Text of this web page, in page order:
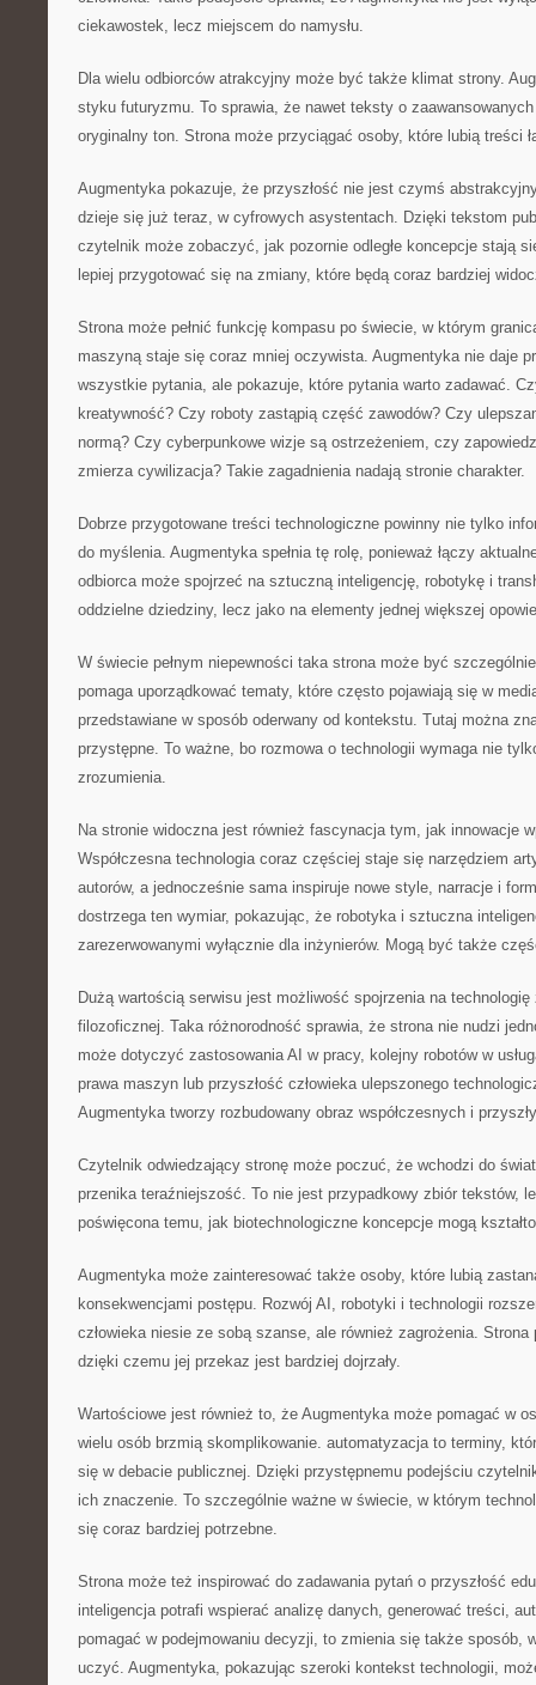
ciekawostek, lecz miejscem do namysłu.
Dla wielu odbiorców atrakcyjny może być także klimat strony.
styku futuryzmu. To sprawia, że nawet teksty o
oryginalny ton. Strona może przyciągać osoby, które lubią treści
Augmentyka pokazuje, że przyszłość nie jest czymś
dzieje się już teraz, w cyfrowych asystentach. Dzięki tekstom
czytelnik może zobaczyć, jak pozornie odległe koncepcje stają
lepiej przygotować się na zmiany, które będą coraz bardziej
Strona może pełnić funkcję kompasu po świecie, w którym
maszyną staje się coraz mniej oczywista. Augmentyka nie daje
wszystkie pytania, ale pokazuje, które pytania warto zadawać.
kreatywność? Czy roboty zastąpią część zawodów? Czy
normą? Czy cyberpunkowe wizje są ostrzeżeniem, czy
zmierza cywilizacja? Takie zagadnienia nadają stronie charakter.
Dobrze przygotowane treści technologiczne powinny nie tylko
do myślenia. Augmentyka spełnia tę rolę, ponieważ łączy
odbiorca może spojrzeć na sztuczną inteligencję, robotykę i
oddzielne dziedziny, lecz jako na elementy jednej większej
W świecie pełnym niepewności taka strona może być
pomaga uporządkować tematy, które często pojawiają się w
przedstawiane w sposób oderwany od kontekstu. Tutaj można
przystępne. To ważne, bo rozmowa o technologii wymaga nie
zrozumienia.
Na stronie widoczna jest również fascynacja tym, jak innowacje
Współczesna technologia coraz częściej staje się narzędziem
autorów, a jednocześnie sama inspiruje nowe style, narracje i
dostrzega ten wymiar, pokazując, że robotyka i sztuczna
zarezerwowanymi wyłącznie dla inżynierów. Mogą być także
Dużą wartością serwisu jest możliwość spojrzenia na technologię
filozoficznej. Taka różnorodność sprawia, że strona nie nudzi
może dotyczyć zastosowania AI w pracy, kolejny robotów w
prawa maszyn lub przyszłość człowieka ulepszonego
Augmentyka tworzy rozbudowany obraz współczesnych i
Czytelnik odwiedzający stronę może poczuć, że wchodzi do
przenika teraźniejszość. To nie jest przypadkowy zbiór tekstów,
poświęcona temu, jak biotechnologiczne koncepcje mogą
Augmentyka może zainteresować także osoby, które lubią
konsekwencjami postępu. Rozwój AI, robotyki i technologii
człowieka niesie ze sobą szanse, ale również zagrożenia.
dzięki czemu jej przekaz jest bardziej dojrzały.
Wartościowe jest również to, że Augmentyka może pomagać w
wielu osób brzmią skomplikowanie. automatyzacja to terminy,
się w debacie publicznej. Dzięki przystępnemu podejściu
ich znaczenie. To szczególnie ważne w świecie, w którym
się coraz bardziej potrzebne.
Strona może też inspirować do zadawania pytań o przyszłość
inteligencja potrafi wspierać analizę danych, generować treści,
pomagać w podejmowaniu decyzji, to zmienia się także sposób,
uczyć. Augmentyka, pokazując szeroki kontekst technologii,